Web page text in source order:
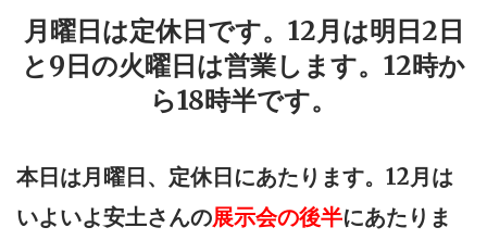
月曜日は定休日です。12月は明日2日
と9日の火曜日は営業します。12時か
ら18時半です。
本日は月曜日、定休日にあたります。12月は
いよいよ安土さんの展示会の後半にあたりま